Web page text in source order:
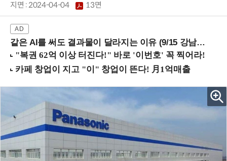
지면 :2024-04-04 13면
같은 AI를 써도 결과물이 달라지는 이유 (9/15 강남역)